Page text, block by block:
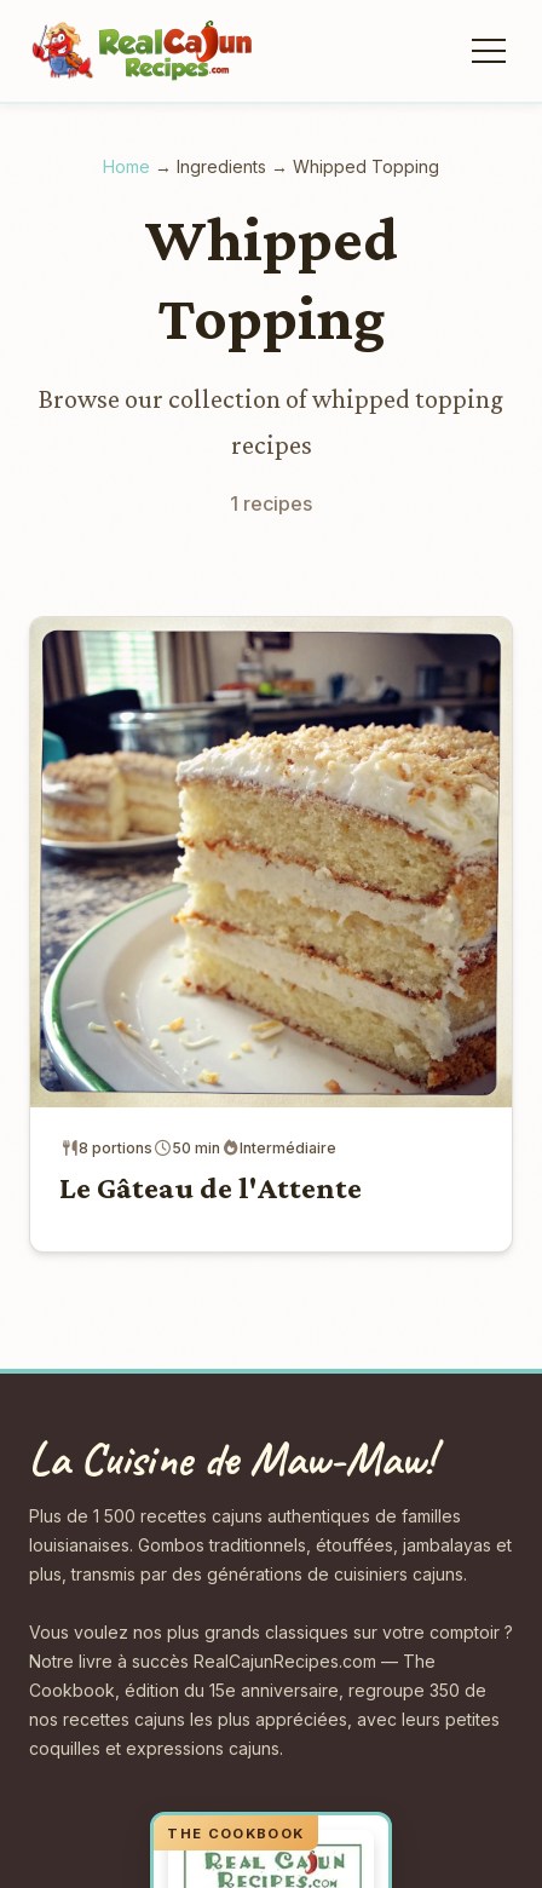
Home → Ingredients → Whipped Topping
Whipped
Topping
Browse our collection of whipped topping
recipes
1 recipes
8 portions 50 min Intermédiaire
Le Gâteau de l'Attente
La Cuisine de Maw-Maw!
Plus de 1 500 recettes cajuns authentiques de familles
louisianaises. Gombos traditionnels, étouffées, jambalayas et
plus, transmis par des générations de cuisiniers cajuns.
Vous voulez nos plus grands classiques sur votre comptoir ?
Notre livre à succès RealCajunRecipes.com — The
Cookbook, édition du 15e anniversaire, regroupe 350 de
nos recettes cajuns les plus appréciées, avec leurs petites
coquilles et expressions cajuns.